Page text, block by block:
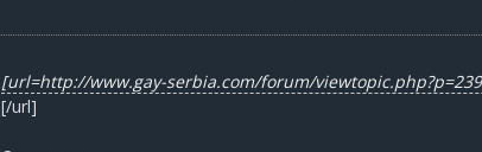
[url=http://www.gay-serbia.com/forum/
[/url]